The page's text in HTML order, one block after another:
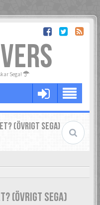
Sega!
(ÖVRIGT SEGA)
(ÖVRIGT SEGA)